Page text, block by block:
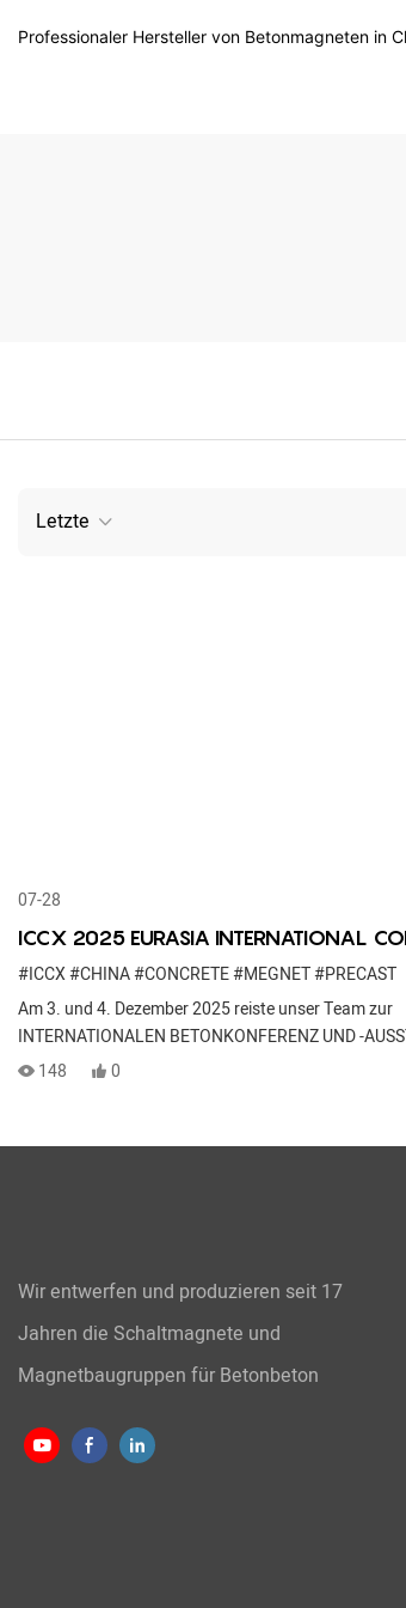
Professionaler Hersteller von Betonmagneten in
Letzte
07-28
ICCX 2025 EURASIA INTERNATIONAL
CONFERENCE & EXHIBITION
#ICCX#CHINA#CONCRETE#MEGNET#PRECAST
Am 3. und 4. Dezember 2025 reiste unser Team zur
INTERNATIONALEN BETONKONFERENZ UND -
Almaty, Kasachstan.
148 0
Wir entwerfen und produzieren seit 17
Jahren die Schaltmagnete und
Magnetbaugruppen für Betonbeton